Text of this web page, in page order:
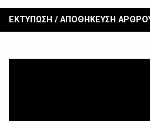
ΕΚΤΥΠΩΣΗ / ΑΠΟΘΗΚΕΥΣΗ